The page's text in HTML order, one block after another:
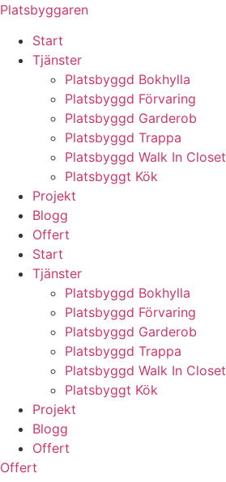
Skip
content
Platsbyggaren
Start
Tjänster
Platsbyggd Bokhylla
Platsbyggd Förvaring
Platsbyggd Garderob
Platsbyggd Trappa
Platsbyggd Walk In Closet
Platsbyggt Kök
Projekt
Blogg
Offert
Start
Tjänster
Platsbyggd Bokhylla
Platsbyggd Förvaring
Platsbyggd Garderob
Platsbyggd Trappa
Platsbyggd Walk In Closet
Platsbyggt Kök
Projekt
Blogg
Offert
Offert